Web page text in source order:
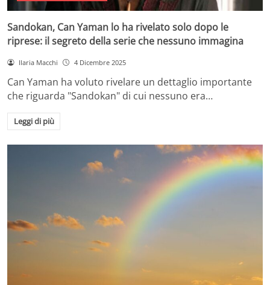
Sandokan, Can Yaman lo ha rivelato solo dopo le
riprese: il segreto della serie che nessuno immagina
Ilaria Macchi 4 Dicembre 2025
Can Yaman ha voluto rivelare un dettaglio importante
che riguarda "Sandokan" di cui nessuno era…
Leggi di più